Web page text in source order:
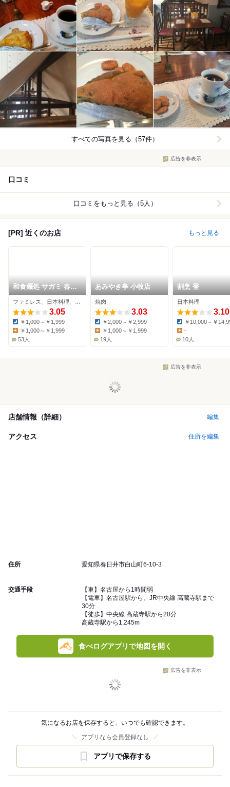
すべての写真を見る（57件）
広告を非表示
口コミ
口コミをもっと見る（5人）
[PR] 近くのお店 もっと見る
和食麺処 サガミ 春日
井篠木店
3.05
Dinner:
￥1,000～￥1,999
Lunch:
￥1,000～￥1,999
53人
あみやき亭 小牧店
焼肉
3.03
Dinner:
￥2,000～￥2,999
Lunch:
￥1,000～￥1,999
19人
割烹 登
日本料理
3.10
Dinner:
￥10,000～￥
Lunch:
-
10人
広告を非表示
店舗情報（詳細） 編集
アクセス 住所を編集
住所 愛知県春日井市白山町6-10-3
交通手段
【車】名古屋から1時間弱
【電車】名古屋駅から、JR中央線 高蔵寺駅まで
30分
【徒歩】中央線 高蔵寺駅から20分
高蔵寺駅から1,245m
食べログアプリで地図を開く
広告を非表示
気になるお店を保存すると、いつでも確認できます。
アプリなら会員登録なし
アプリで保存する